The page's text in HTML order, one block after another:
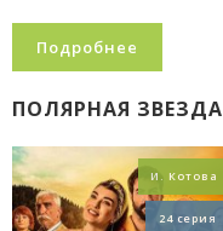
Подробнее
ПОЛЯРНАЯ ЗВЕЗДА
И. Котова
24 серия